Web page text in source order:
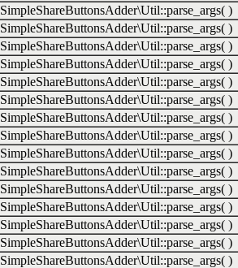
SimpleShareButtonsAdder\Util::parse_args( )
SimpleShareButtonsAdder\Util::parse_args( )
SimpleShareButtonsAdder\Util::parse_args( )
SimpleShareButtonsAdder\Util::parse_args( )
SimpleShareButtonsAdder\Util::parse_args( )
SimpleShareButtonsAdder\Util::parse_args( )
SimpleShareButtonsAdder\Util::parse_args( )
SimpleShareButtonsAdder\Util::parse_args( )
SimpleShareButtonsAdder\Util::parse_args( )
SimpleShareButtonsAdder\Util::parse_args( )
SimpleShareButtonsAdder\Util::parse_args( )
SimpleShareButtonsAdder\Util::parse_args( )
SimpleShareButtonsAdder\Util::parse_args( )
SimpleShareButtonsAdder\Util::parse_args( )
SimpleShareButtonsAdder\Util::parse_args( )